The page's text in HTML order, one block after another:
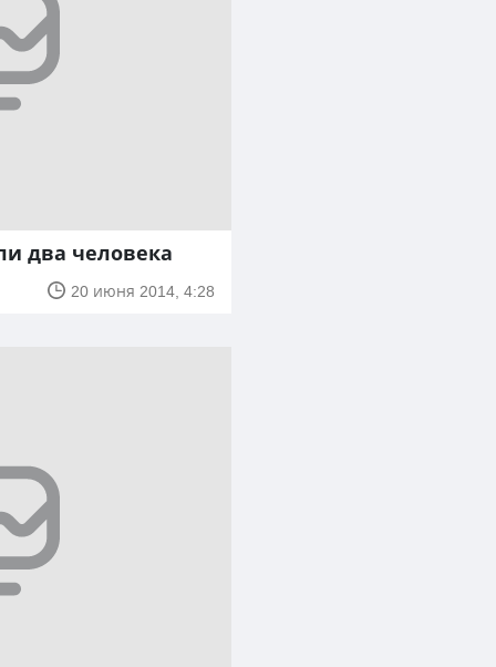
два человека
20 июня 2014, 4:28